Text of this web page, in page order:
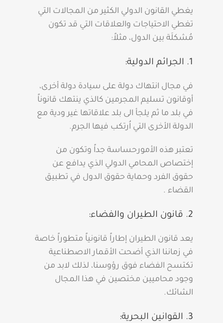
يغطي القانون الدولي الكثير من المجالات التي
تغطي الاحتياجات والعلاقات التي قد تكون
مُشكلَة بين الدول، مثلاً:
1. الجرائم الدولية:
في مجال انتهاك دولة على سيادة دولة أخرى،
أوقانون تسليم المجرمين كالذي ينتهك قانوناً
في بلد ما ثم يلجأ الى بلد علاقاتها غير ودية مع
الدولة الأخرى التي اُرتكب فيها الجرم.
تعتبر هذه الأمورحساسة جداً وتكون من
إختصاص المحامي الدولي الذي يدافع عن
حقوق الفرد وحماية حقوق الدول في تطبيق
القضاء .
2. قانون الطيران والفضاء:
يعد قانون الطيران إطاراً قانونياً متطوراً خاصة
في زماننا الذي أضحت الأقمار الاصطناعية
تكتسح الفضاء فوق رؤوسنا، لذلك لابد من
وجود محاميين مختصين في هذا المجال
الشائك.
3. القوانين البحرية: